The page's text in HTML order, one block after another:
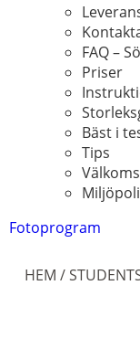
FAQ –
Priser
Bäst i
Tips
Fotoprogram
HEM /